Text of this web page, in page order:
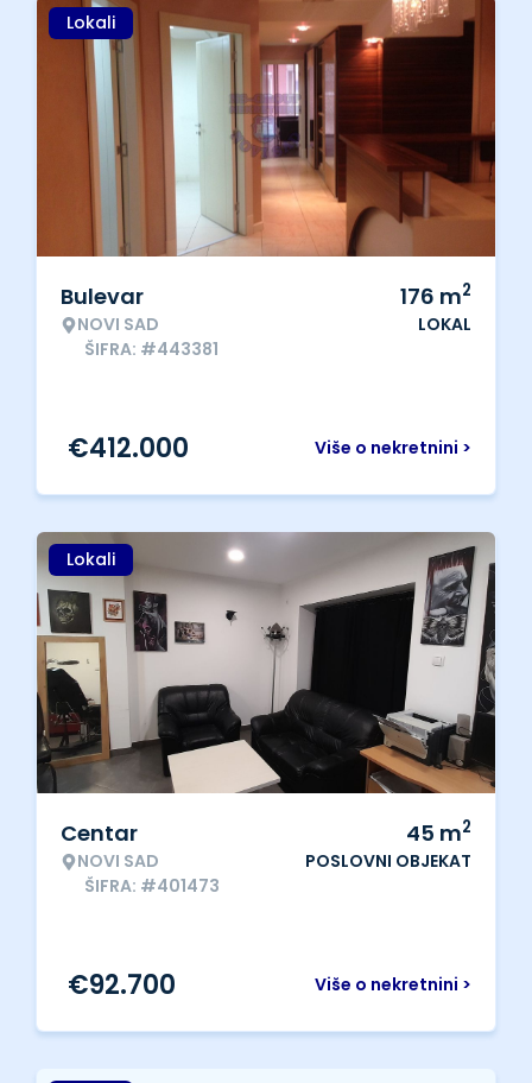
Lokali
Bulevar
NOVI SAD
ŠIFRA: #443381
176 m2
LOKAL
Više o nekretnini >
€412.000
Lokali
Centar
NOVI SAD
ŠIFRA: #401473
45 m2
POSLOVNI OBJEKAT
Više o nekretnini >
€92.700